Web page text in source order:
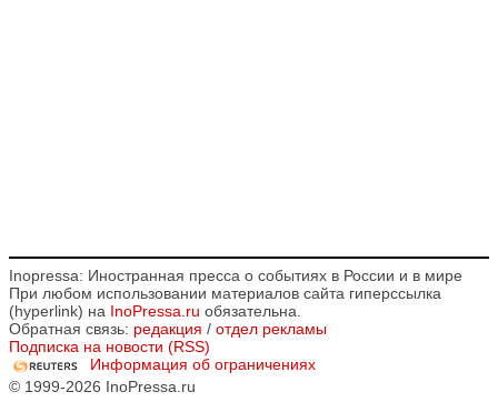
Inopressa: Иностранная пресса о событиях в России и в мире
При любом использовании материалов сайта гиперссылка
(hyperlink) на InoPressa.ru обязательна.
Обратная связь: редакция / отдел рекламы
Подписка на новости (RSS)
Информация об ограничениях
© 1999-2026 InoPressa.ru